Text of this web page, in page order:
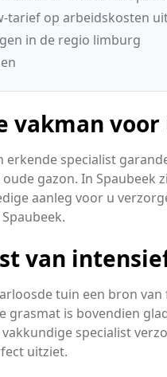
tarief op arbeidskosten
in de regio limburg
vakman
erkende specialist
gazon. In Spaubeek
aanleg voor u
van
tuin een bron
grasmat is bovendien
specialist
uitziet.